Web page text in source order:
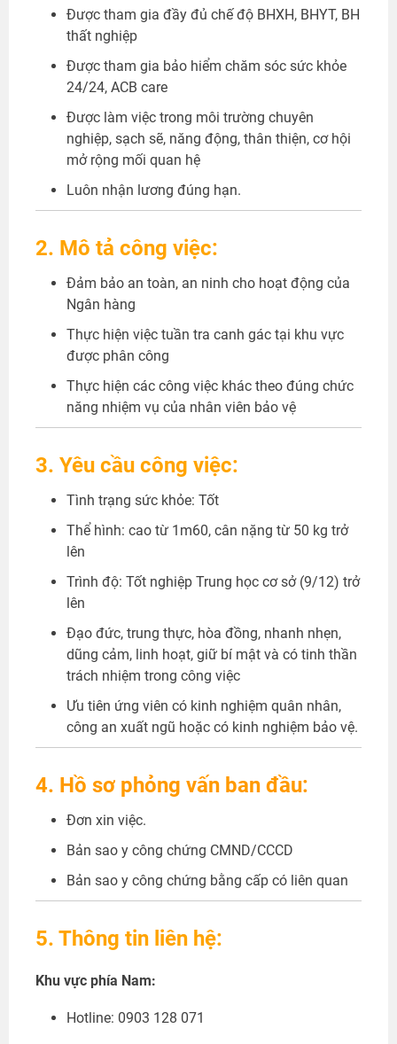
Được tham gia đầy đủ chế độ BHXH, BHYT, BH
thất nghiệp
Được tham gia bảo hiểm chăm sóc sức khỏe
24/24, ACB care
Được làm việc trong môi trường chuyên
nghiệp, sạch sẽ, năng động, thân thiện, cơ hội
mở rộng mối quan hệ
Luôn nhận lương đúng hạn.
2. Mô tả công việc:
Đảm bảo an toàn, an ninh cho hoạt động của
Ngân hàng
Thực hiện việc tuần tra canh gác tại khu vực
được phân công
Thực hiện các công việc khác theo đúng chức
năng nhiệm vụ của nhân viên bảo vệ
3. Yêu cầu công việc:
Tình trạng sức khỏe: Tốt
Thể hình: cao từ 1m60, cân nặng từ 50 kg trở
lên
Trình độ: Tốt nghiệp Trung học cơ sở (9/12) trở
lên
Đạo đức, trung thực, hòa đồng, nhanh nhẹn,
dũng cảm, linh hoạt, giữ bí mật và có tinh thần
trách nhiệm trong công việc
Ưu tiên ứng viên có kinh nghiệm quân nhân,
công an xuất ngũ hoặc có kinh nghiệm bảo vệ.
4. Hồ sơ phỏng vấn ban đầu:
Đơn xin việc.
Bản sao y công chứng CMND/CCCD
Bản sao y công chứng bằng cấp có liên quan
5. Thông tin liên hệ:
Khu vực phía Nam:
Hotline: 0903 128 071